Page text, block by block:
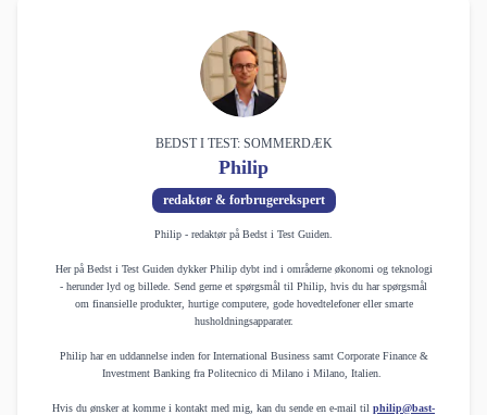
BEDST I TEST: SOMMERDÆK
Philip
redaktør & forbrugerekspert
Philip - redaktør på Bedst i Test Guiden.
Her på Bedst i Test Guiden dykker Philip dybt ind i områderne økonomi og teknologi
- herunder lyd og billede. Send gerne et spørgsmål til Philip, hvis du har spørgsmål
om finansielle produkter, hurtige computere, gode hovedtelefoner eller smarte
husholdningsapparater.
Philip har en uddannelse inden for International Business samt Corporate Finance &
Investment Banking fra Politecnico di Milano i Milano, Italien.
Hvis du ønsker at komme i kontakt med mig, kan du sende en e-mail til philip@bast-